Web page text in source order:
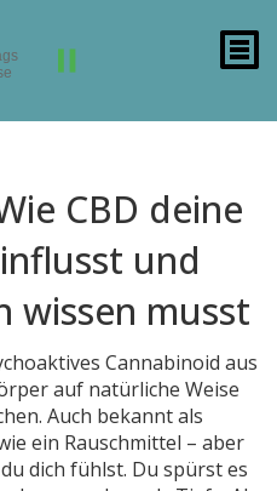
CBD deine
und
wissen musst
Cannabinoid aus
auf natürliche Weise
. Auch bekannt als
ein Rauschmittel – aber
dich fühlst. Du spürst es